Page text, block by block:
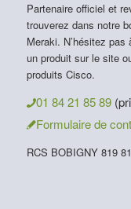
Partenaire officiel et
trouverez dans notre
Meraki. N’hésitez
un produit sur le site
produits Cisco.
01 84 21 85 89
Formulaire de
RCS BOBIGNY 819